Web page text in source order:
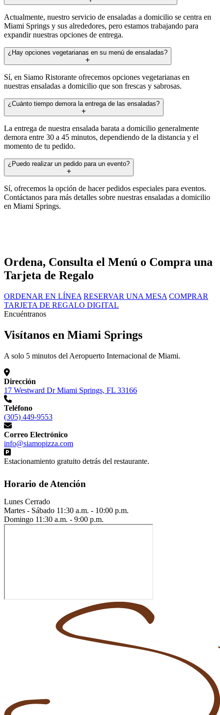
Actualmente, nuestro servicio de ensaladas a domicilio se centra en
Miami Springs y sus alrededores, pero estamos trabajando para
expandir nuestras opciones de entrega.
¿Hay opciones vegetarianas en su menú de ensaladas?
Sí, en Siamo Ristorante ofrecemos opciones vegetarianas en
nuestras ensaladas a domicilio que son frescas y sabrosas.
¿Cuánto tiempo demora la entrega de las ensaladas?
La entrega de nuestra ensalada barata a domicilio generalmente
demora entre 30 a 45 minutos, dependiendo de la distancia y el
momento de tu pedido.
¿Puedo realizar un pedido para un evento?
Sí, ofrecemos la opción de hacer pedidos especiales para eventos.
Contáctanos para más detalles sobre nuestras ensaladas a domicilio
en Miami Springs.
Ordena, Consulta el Menú o Compra una
Tarjeta de Regalo
ORDENAR EN LÍNEA RESERVAR UNA MESA COMPRAR
TARJETA DE REGALO DIGITAL
Encuéntranos
Visítanos en Miami Springs
A solo 5 minutos del Aeropuerto Internacional de Miami.
Dirección
17 Westward Dr Miami Springs, FL 33166
Teléfono
(305) 449-9553
Correo Electrónico
info@siamopizza.com
Estacionamiento gratuito detrás del restaurante.
Horario de Atención
Lunes Cerrado
Martes - Sábado 11:30 a.m. - 10:00 p.m.
Domingo 11:30 a.m. - 9:00 p.m.